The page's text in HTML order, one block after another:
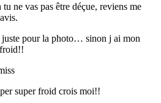
ne vas pas être déçue, reviens me
juste pour la photo… sinon j ai mon
super froid crois moi!!